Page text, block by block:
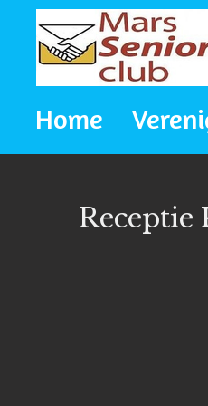
direct
naarHome
Receptie